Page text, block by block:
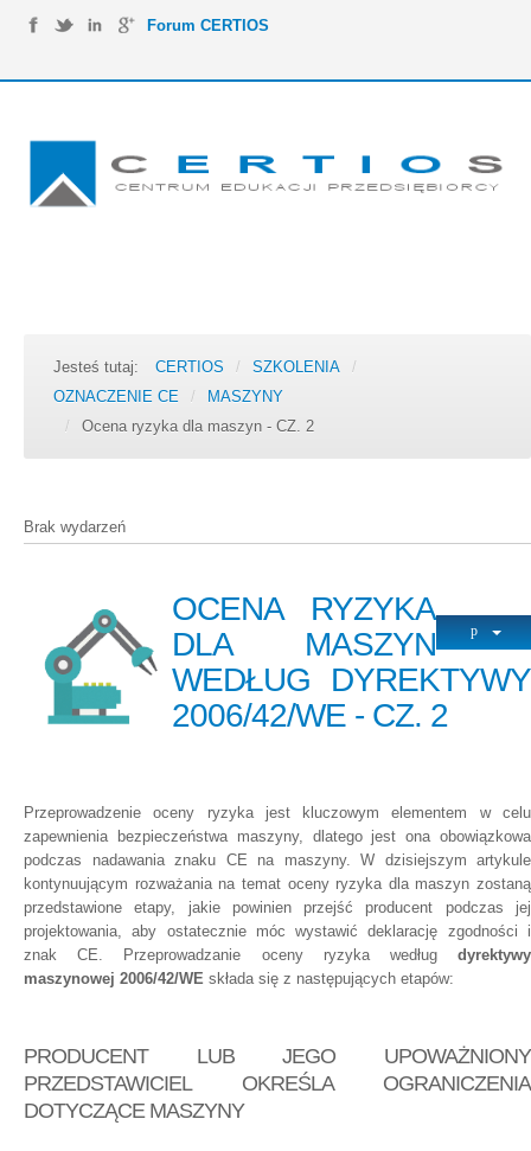
Forum CERTIOS
Jesteś tutaj: CERTIOS / SZKOLENIA
/
OZNACZENIE CE
/
MASZYNY
/
Ocena ryzyka dla maszyn - CZ. 2
Brak wydarzeń
OCENA RYZYKA
DLA MASZYN
WEDŁUG DYREKTYWY
2006/42/WE - CZ. 2
Przeprowadzenie oceny ryzyka jest kluczowym elementem w celu
zapewnienia bezpieczeństwa maszyny, dlatego jest ona obowiązkowa
podczas nadawania znaku CE na maszyny. W dzisiejszym artykule
kontynuującym rozważania na temat oceny ryzyka dla maszyn zostaną
przedstawione etapy, jakie powinien przejść producent podczas jej
projektowania, aby ostatecznie móc wystawić deklarację zgodności i
znak CE. Przeprowadzanie oceny ryzyka według dyrektywy
maszynowej 2006/42/WE składa się z następujących etapów:
PRODUCENT LUB JEGO UPOWAŻNIONY
PRZEDSTAWICIEL OKREŚLA OGRANICZENIA
DOTYCZĄCE MASZYNY